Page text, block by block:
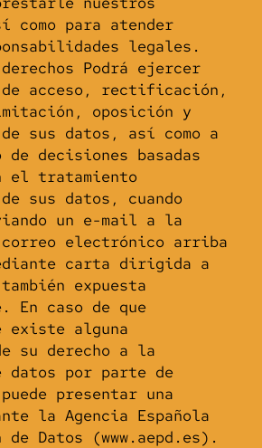
para atender
legales.
Podrá ejercer
de acceso, rectificación,
oposición y
sus datos, así como a
decisiones basadas
el tratamiento
sus datos, cuando
un e-mail a la
electrónico arriba
carta dirigida a
expuesta
En caso de que
existe alguna
su derecho a la
datos por parte de
presentar una
la Agencia Española
Datos (www.aepd.es).